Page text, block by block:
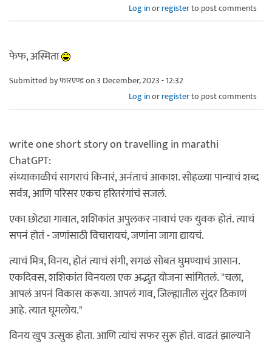
Log inorregisterto post comments
फेफ, अस्मिता
Submitted byफारएण्डon 3 December, 2023 - 12:32
Log inorregisterto post comments
write one short story on travelling in marathi
ChatGPT:
संध्याकाळीचं सागराचं किनारं, अनंताचं आकाश. सोहळ्या पान्याचं शब्द
सर्वत्र, आणि परिसर एकच हरितरंगांचं सजलं.
एका छोट्या गावात, शशिकांत अपुलकर नावाचं एक युवक होतं. त्याचं
सपनं होतं - जणांसाठी विचारायचं, जणांना जागा द्यायचं.
त्याचं मित्र, विनय, होतं त्याचं संगी, सगळं सोबत घुमण्याचं आसान.
एकदिवस, शशिकांत विनयला एक अद्भुत योजना सांगितलं. "चला,
आपलं अपनं विकास करूया. आपलं गाव, जिल्ह्यातील सुंदर ठिकाणं
आहे. त्यात घूमलोय."
विनय खुप उत्सुक होता. आणि त्यांचं सफर सुरू होतं. वाढतं झाल्याने